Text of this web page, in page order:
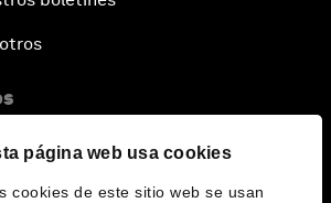
página web usa cookies
cookies de este sitio web se usan
el Foro